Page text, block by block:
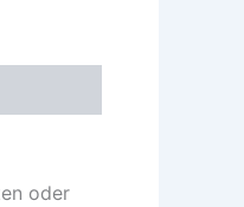
oder